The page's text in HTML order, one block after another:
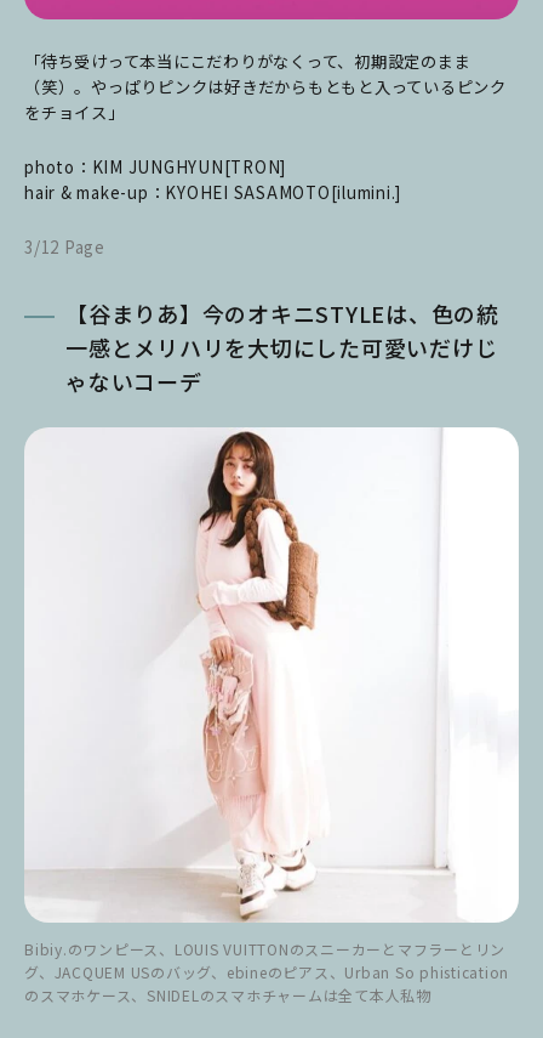
「待ち受けって本当にこだわりがなくって、初期設定のまま
（笑）。やっぱりピンクは好きだからもともと入っているピンク
をチョイス」
photo：KIM JUNGHYUN[TRON]
hair & make-up：KYOHEI SASAMOTO[ilumini.]
3/12 Page
【谷まりあ】今のオキニSTYLEは、色の統
一感とメリハリを大切にした可愛いだけじ
ゃないコーデ
Bibiy.のワンピース、LOUIS VUITTONのスニーカーとマフラーとリン
グ、JACQUEM USのバッグ、ebineのピアス、Urban So phistication
のスマホケース、SNIDELのスマホチャームは全て本人私物